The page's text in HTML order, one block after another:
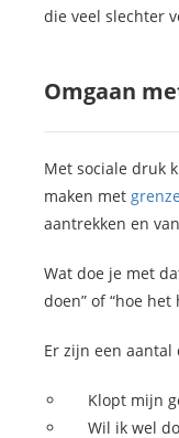
die veel slechter
Omgaan
Met sociale druk
maken met
aantrekken en
Wat doe je met
doen” of “hoe het
Er zijn een
Klopt mijn
Wil ik wel